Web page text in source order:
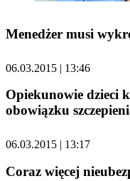
Menedżer musi
06.03.2015 | 13:46
Opiekunowie dzieci
obowiązku
06.03.2015 | 13:17
Coraz więcej